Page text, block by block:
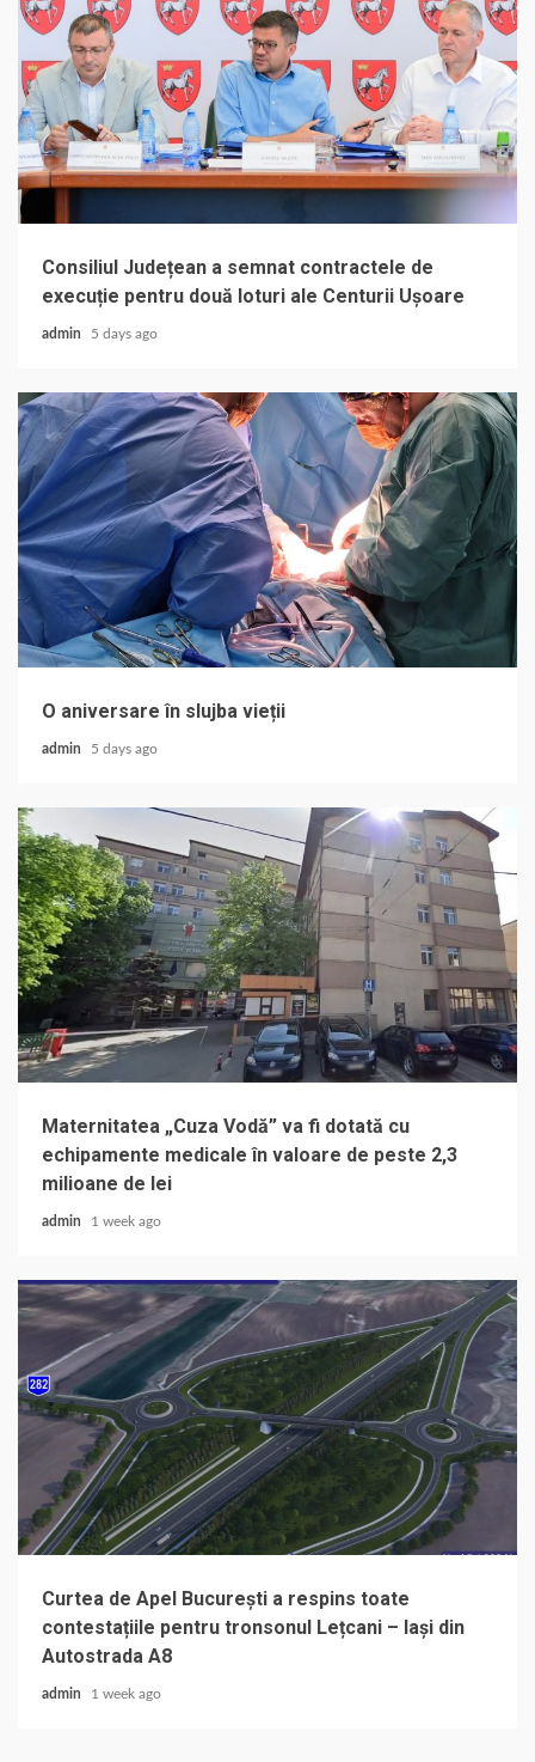
Consiliul Județean a semnat contractele de
execuție pentru două loturi ale Centurii Ușoare
admin 5 days ago
O aniversare în slujba vieții
admin 5 days ago
Maternitatea „Cuza Vodă” va fi dotată cu
echipamente medicale în valoare de peste 2,3
milioane de lei
admin 1 week ago
Curtea de Apel București a respins toate
contestațiile pentru tronsonul Lețcani – Iași din
Autostrada A8
admin 1 week ago